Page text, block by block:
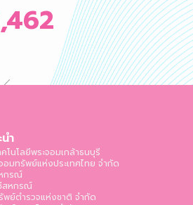
ำ
โนโลยีพระจอมเกล้าธนบุรี
มทรัพย์แห่งประเทศไทย จำกัด
กรณ์
สหกรณ์
ย์ตำรวจแห่งชาติ จำกัด